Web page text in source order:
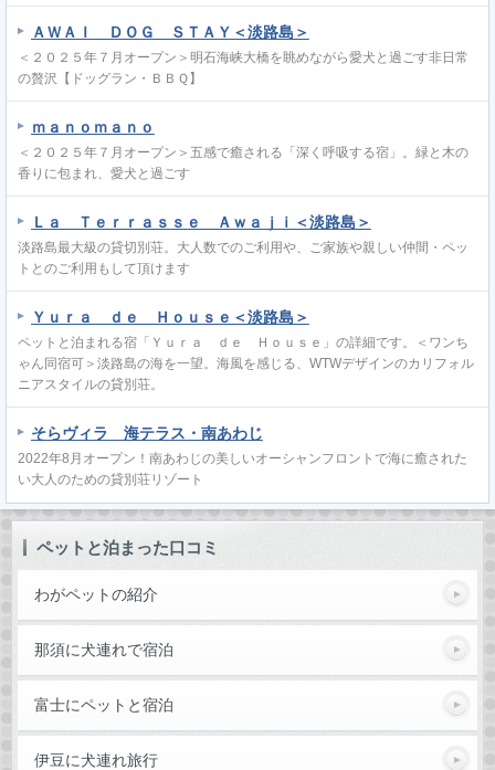
ＡＷＡＩ ＤＯＧ ＳＴＡＹ＜淡路島＞
＜２０２５年７月オープン＞明石海峡大橋を眺めながら愛犬と過ごす非日常
の贅沢【ドッグラン・ＢＢＱ】
ｍａｎｏｍａｎｏ
＜２０２５年７月オープン＞五感で癒される「深く呼吸する宿」。緑と木の
香りに包まれ、愛犬と過ごす
Ｌａ Ｔｅｒｒａｓｓｅ Ａｗａｊｉ＜淡路島＞
淡路島最大級の貸切別荘。大人数でのご利用や、ご家族や親しい仲間・ペッ
トとのご利用もして頂けます
Ｙｕｒａ ｄｅ Ｈｏｕｓｅ＜淡路島＞
ペットと泊まれる宿「Ｙｕｒａ ｄｅ Ｈｏｕｓｅ」の詳細です。＜ワンち
ゃん同宿可＞淡路島の海を一望。海風を感じる、WTWデザインのカリフォル
ニアスタイルの貸別荘。
そらヴィラ 海テラス・南あわじ
2022年8月オープン！南あわじの美しいオーシャンフロントで海に癒された
い大人のための貸別荘リゾート
ペットと泊まった口コミ
わがペットの紹介
那須に犬連れで宿泊
富士にペットと宿泊
伊豆に犬連れ旅行